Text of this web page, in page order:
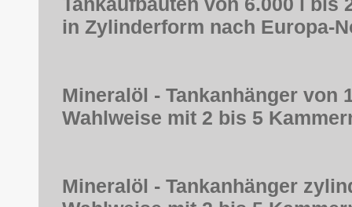
in Zylinderform nach Europa-
Mineralöl - Tankanhänger von
Wahlweise mit 2 bis 5
Mineralöl - Tankanhänger